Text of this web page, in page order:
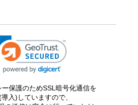
保護のためSSL暗号化通信を
入)していますので、